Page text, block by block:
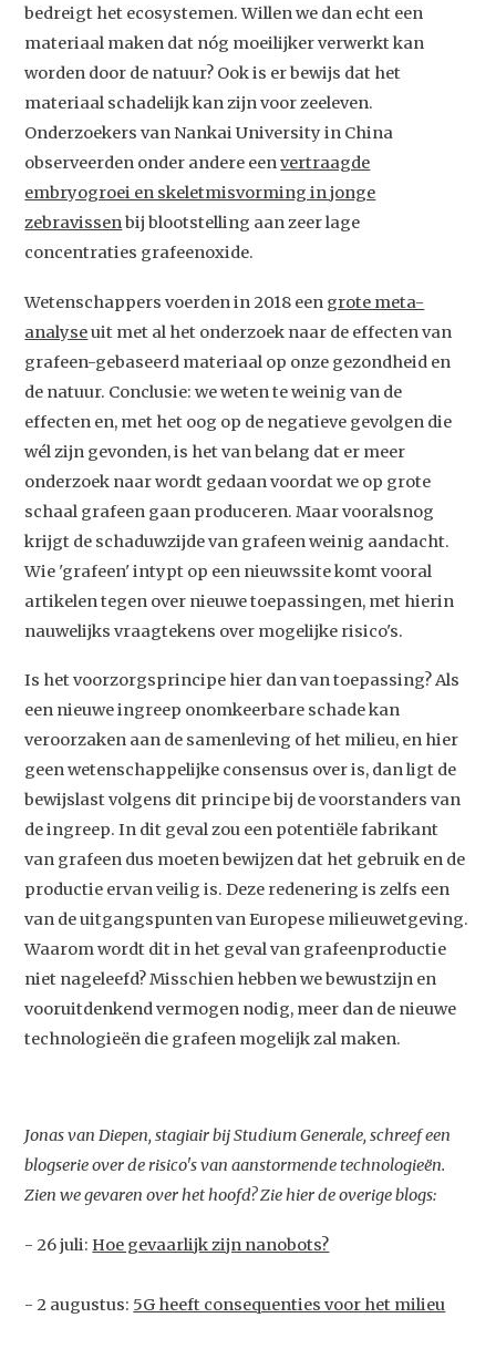
bedreigt het ecosystemen. Willen we dan echt een
materiaal maken dat nóg moeilijker verwerkt kan
worden door de natuur? Ook is er bewijs dat het
materiaal schadelijk kan zijn voor zeeleven.
Onderzoekers van Nankai University in China
observeerden onder andere eenvertraagde
embryogroei en skeletmisvorming in jonge
zebravissenbij blootstelling aan zeer lage
concentraties grafeenoxide.
Wetenschappers voerden in 2018 een grote meta-
analyseuit met al het onderzoek naar de effecten van
grafeen-gebaseerd materiaal op onze gezondheid en
de natuur. Conclusie: we weten te weinig van de
effecten en, met het oog op de negatieve gevolgen die
wél zijn gevonden, is het van belang dat er meer
onderzoek naar wordt gedaan voordat we op grote
schaal grafeen gaan produceren. Maar vooralsnog
krijgt de schaduwzijde van grafeen weinig aandacht.
Wie 'grafeen' intypt op een nieuwssite komt vooral
artikelen tegen over nieuwe toepassingen, met hierin
nauwelijks vraagtekens over mogelijke risico's.
Is het voorzorgsprincipe hier dan van toepassing? Als
een nieuwe ingreep onomkeerbare schade kan
veroorzaken aan de samenleving of het milieu, en hier
geen wetenschappelijke consensus over is, dan ligt de
bewijslast volgens dit principe bij de voorstanders van
de ingreep. In dit geval zou een potentiële fabrikant
van grafeen dus moeten bewijzen dat het gebruik en de
productie ervan veilig is. Deze redenering is zelfs een
van de uitgangspunten van Europese milieuwetgeving.
Waarom wordt dit in het geval van grafeenproductie
niet nageleefd? Misschien hebben we bewustzijn en
vooruitdenkend vermogen nodig, meer dan de nieuwe
technologieën die grafeen mogelijk zal maken.
Jonas van Diepen, stagiair bij Studium Generale, schreef een
blogserie over de risico's van aanstormende technologieën.
Zien we gevaren over het hoofd? Zie hier de overige blogs:
- 26 juli:Hoe gevaarlijk zijn nanobots?
- 2 augustus: 5G heeft consequenties voor het milieu